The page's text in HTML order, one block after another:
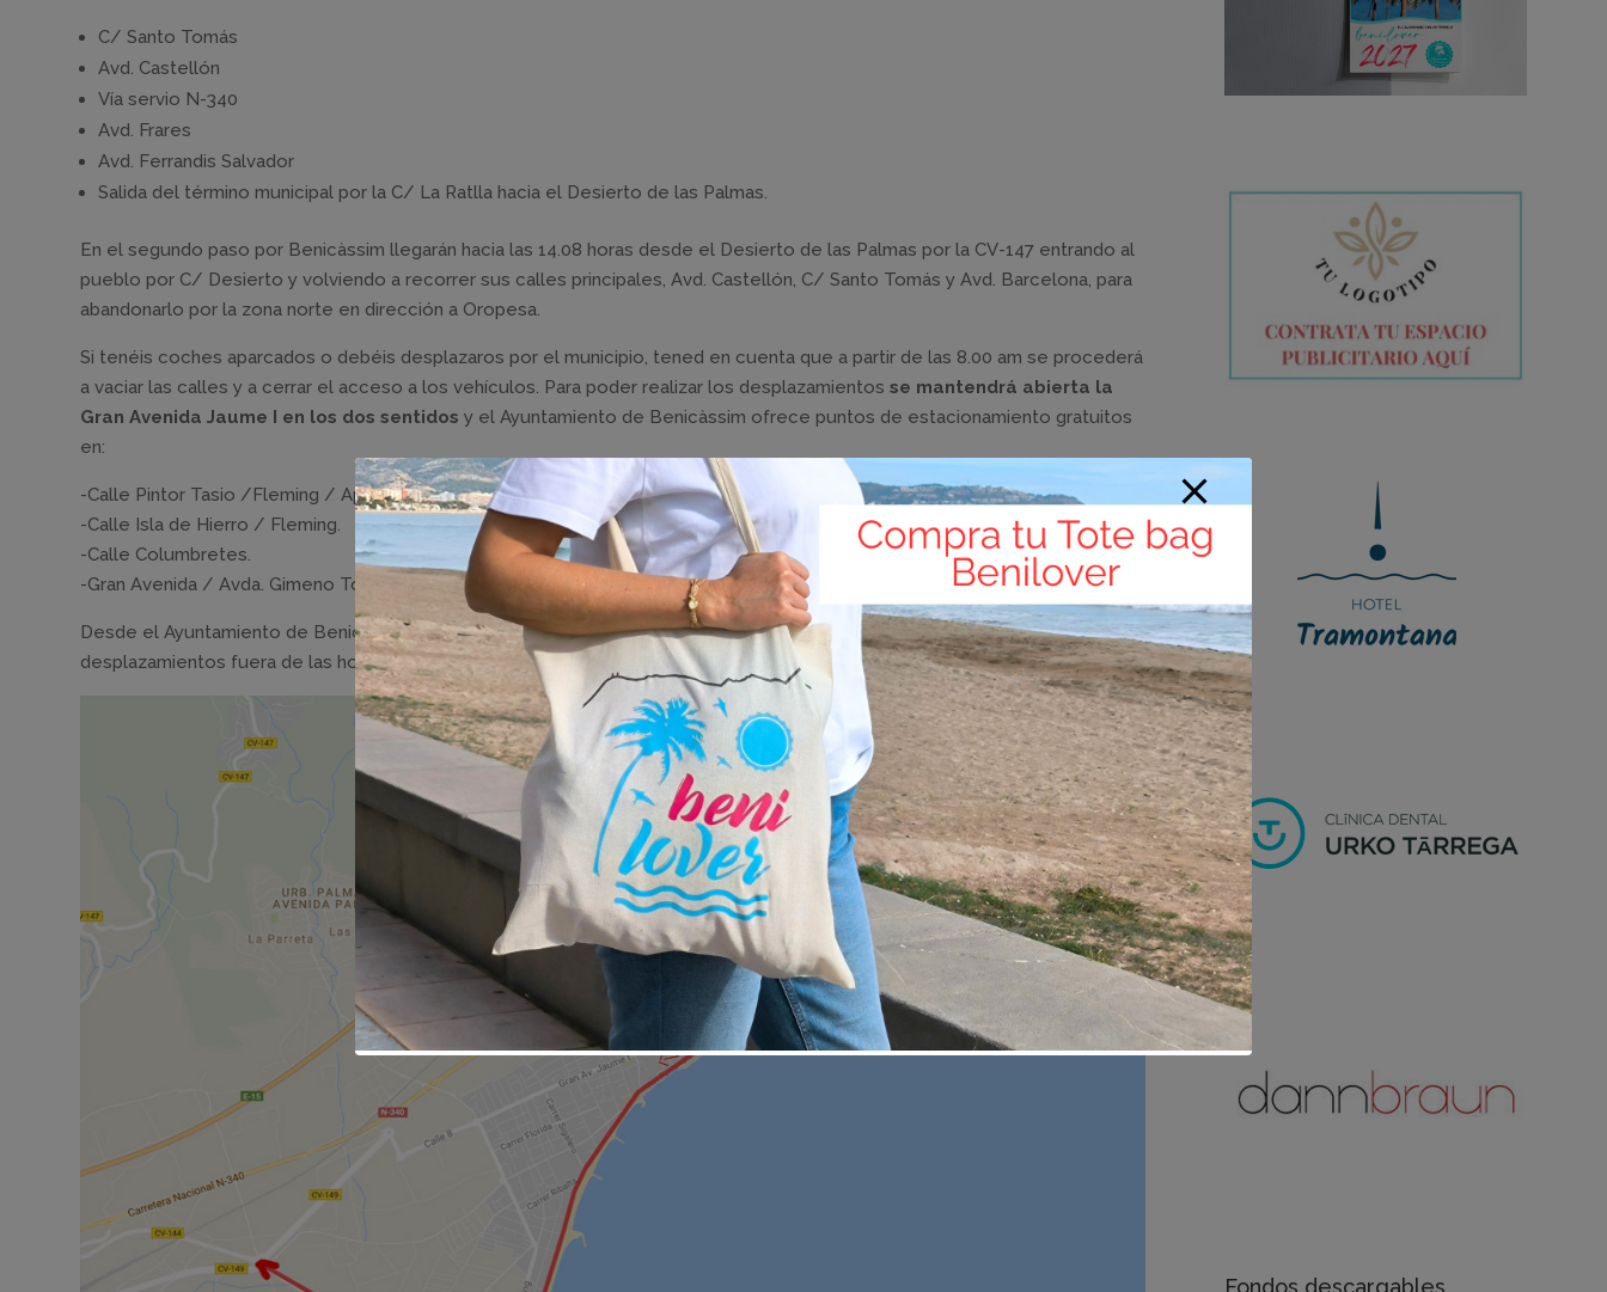
C/ Santo Tomás
Avd. Castellón
Vía servio N-340
Avd. Frares
Avd. Ferrandis Salvador
Salida del término municipal por la C/ La Ratlla hacia el Desierto de las Palmas.
En el segundo paso por Benicàssim llegarán hacia las 14.08 horas desde el Desierto de las Palmas por la CV-147 entrando al
pueblo por C/ Desierto y volviendo a recorrer sus calles principales, Avd. Castellón, C/ Santo Tomás y Avd. Barcelona, para
abandonarlo por la zona norte en dirección a Oropesa.
Si tenéis coches aparcados o debéis desplazaros por el municipio, tened en cuenta que a partir de las 8.00 am se procederá
a vaciar las calles y a cerrar el acceso a los vehículos. Para poder realizar los desplazamientosse mantendrá abierta la
Gran Avenida Jaume I en los dos sentidos y el Ayuntamiento de Benicàssim ofrece puntos de estacionamiento gratuitos
en:
-Calle Pintor Tasio /Fleming / Ap.Santiago.
-Calle Isla de Hierro / Fleming.
-Calle Columbretes.
-Gran Avenida / Avda. Gimeno Tomás.
Desde el Ayuntamiento de Benicàssim agradecen la paciencia durante el día de mañana y aconsejan intentar los
desplazamientos fuera de las horas indicadas, para evitar atascos y problemas de circulación.
Fondos descargables